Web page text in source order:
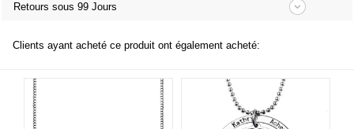
Retours sous 99 Jours
Clients ayant acheté ce produit ont également acheté: